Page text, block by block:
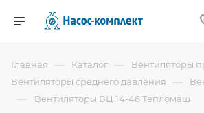
Главная — Каталог — Вентиляторы
Вентиляторы среднего давления —
— Вентиляторы ВЦ 14-46 Тепломаш